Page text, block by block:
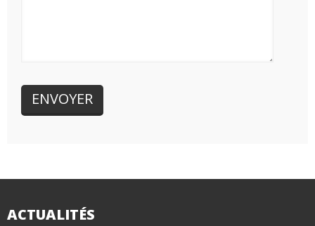
ACTUALITÉS